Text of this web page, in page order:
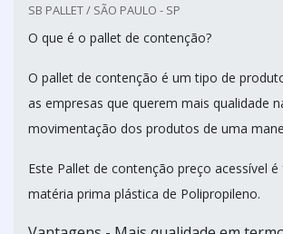
SB PALLET / SÃO PAULO - SP
O que é o pallet de contenção?
O pallet de contenção é um tipo de
as empresas que querem mais qualidade
movimentação dos produtos de uma
Este Pallet de contenção preço acessível
matéria prima plástica de Polipropileno.